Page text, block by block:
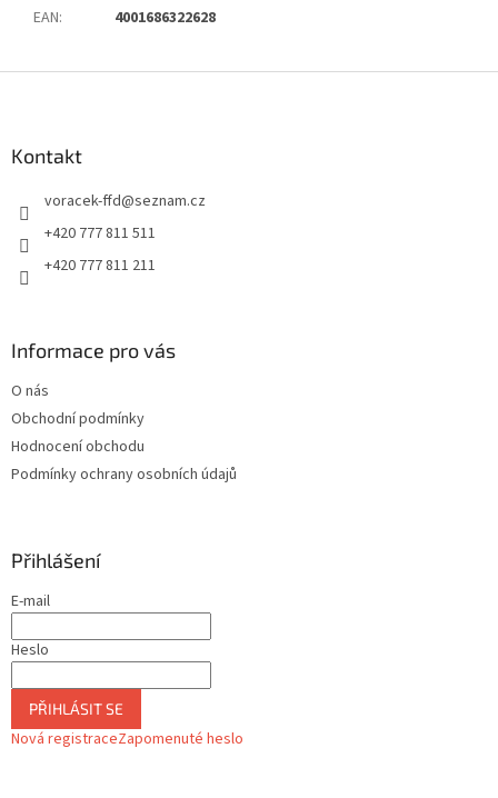
EAN: 4001686322628
Kontakt
voracek-ffd@seznam.cz
+420 777 811 511
+420 777 811 211
Informace pro vás
O nás
Obchodní podmínky
Hodnocení obchodu
Podmínky ochrany osobních údajů
Přihlášení
E-mail
Heslo
PŘIHLÁSIT SE
Nová registraceZapomenuté heslo